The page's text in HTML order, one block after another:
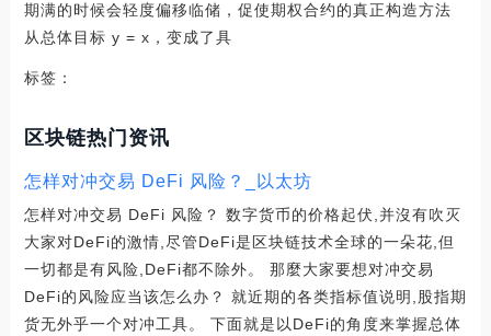
期满的时候会轻度偏移临储，促使期权合约的真正构造方法
从总体目标 y = x，变成了具
标签：
区块链热门资讯
怎样对冲交易 DeFi 风险？_以太坊
怎样对冲交易 DeFi 风险？ 数字货币的价格起伏,并沒有吹灭
大家对DeFi的激情,尽管DeFi是区块链技术全球的一朵花,但
一切都是有风险,DeFi都不除外。 那麼大家要想对冲交易
DeFi的风险应当该怎么办？ 就近期的各类指标值说明,股指期
货无外乎一个对冲工具。 下面就是以DeFi的角度来掌握总体